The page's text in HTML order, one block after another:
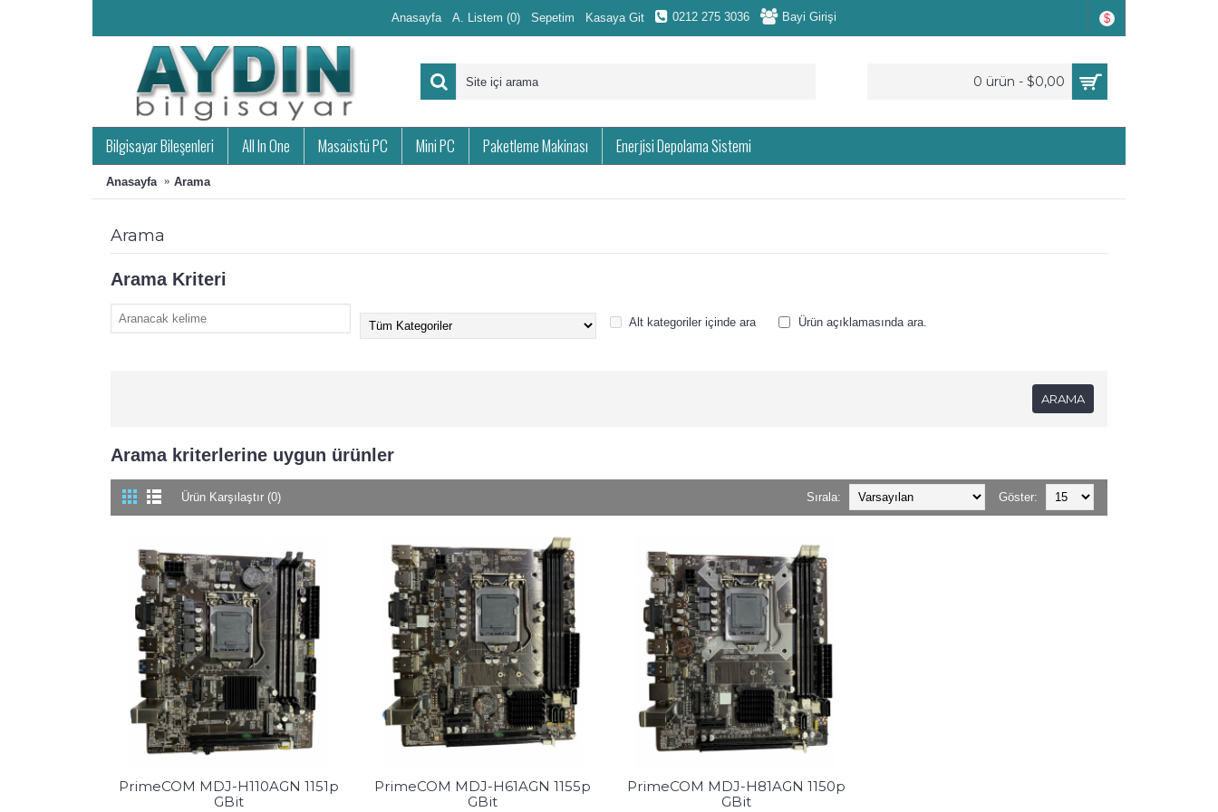
Anasayfa A. Listem (0) Sepetim Kasaya Git 0212 275 3036 Bayi Girişi $
0 ürün - $0,00
Bilgisayar Bileşenleri All In One Masaüstü PC Mini PC Paketleme Makinası Enerjisi Depolama Sistemi
Anasayfa Arama
Arama
Arama Kriteri
Alt kategoriler içinde ara Ürün açıklamasında ara.
Arama kriterlerine uygun ürünler
Ürün Karşılaştır (0) Göster:
Sırala:
PrimeCOM MDJ-H110AGN 1151p
GBit
PrimeCOM MDJ-H61AGN 1155p
GBit
PrimeCOM MDJ-H81AGN 1150p
GBit